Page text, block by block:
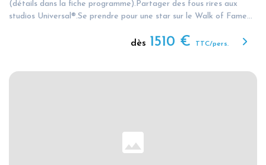
(détails dans la fiche programme).Partager des fous rires aux
studios Universal®.Se prendre pour une star sur le Walk of Fame...
dès 1510 € TTC/pers.